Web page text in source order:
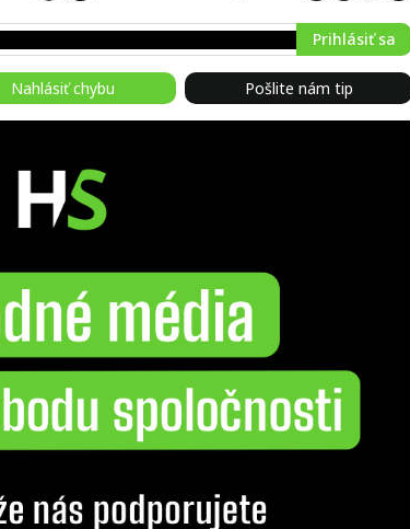
Prihlásiť sa
Nahlásiť chybu Pošlite nám tip